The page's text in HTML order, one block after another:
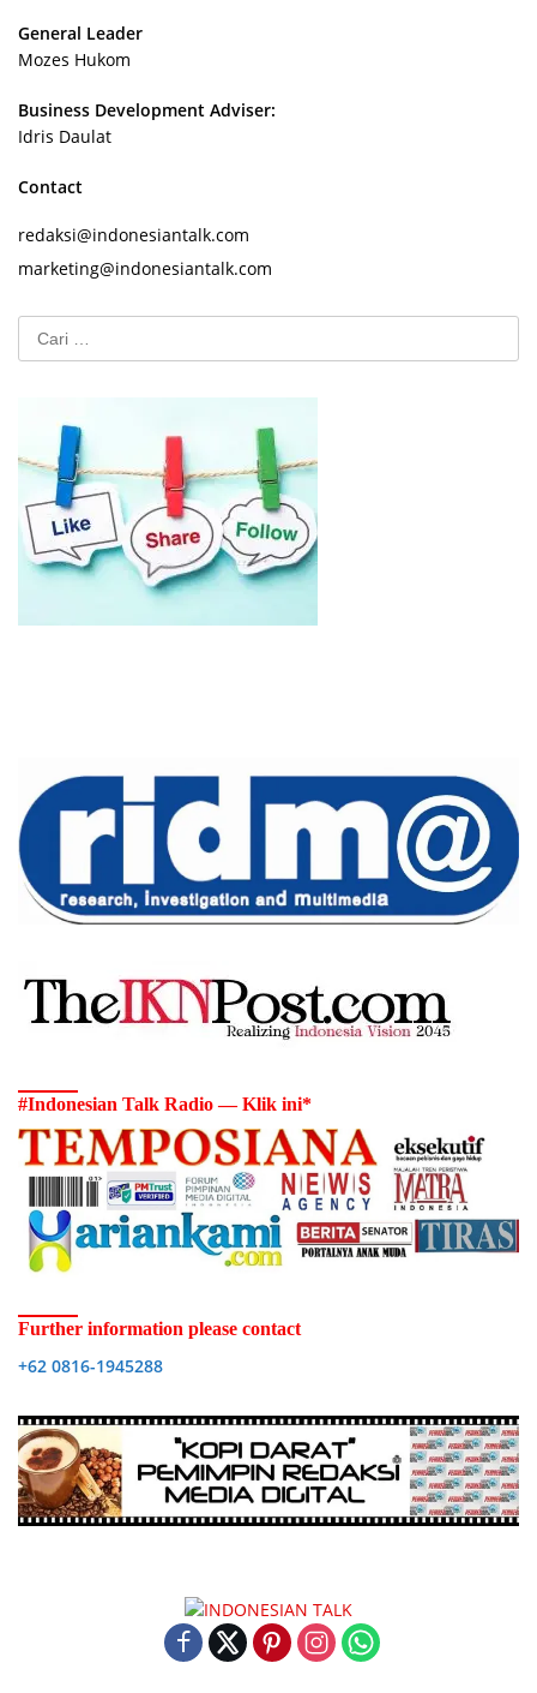
General Leader
Mozes Hukom
Business Development Adviser:
Idris Daulat
Contact
redaksi@indonesiantalk.com
marketing@indonesiantalk.com
Cari
untuk:
#Indonesian Talk Radio — Klik ini*
Further information please contact
+62 0816-1945288